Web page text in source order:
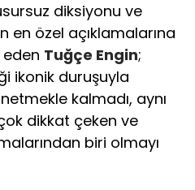
diksiyonu ve
en özel açıklamalarına
eden Tuğçe Engin;
ikonik duruşuyla
kalmadı, aynı
dikkat çeken ve
biri olmayı